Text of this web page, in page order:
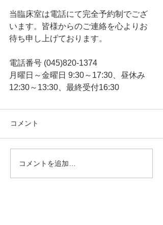
当臨床室は電話にて完全予約制でござ
います。皆様からのご連絡を心よりお
待ち申し上げております。
電話番号 (045)820-1374
月曜日～金曜日 9:30～17:30、昼休み
12:30～13:30、最終受付16:30
コメント
コメントを追加…